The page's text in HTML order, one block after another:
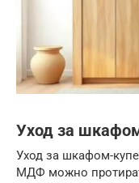
Уход за
Уход за шкафом-
МДФ можно